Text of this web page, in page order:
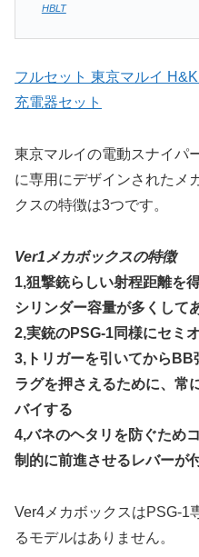
HBLT
フルセット 東京マルイ
充電器セット
東京マルイの電動スナイパ
に専用にデザインされたメ
クスの特徴は3つです。
Ver1メカボックスの特徴
1,狙撃銃らしい射程距離を
シリンダー容量が多くして
2,実銃のPSG-1同様にセミ
3,トリガーを引いてからBB
ラグを押さえるために、常
バイする
4,バネのヘタリを防ぐため
制的に前進させるレバーが
Ver4メカボックスはPSG-1
るモデルはありません。